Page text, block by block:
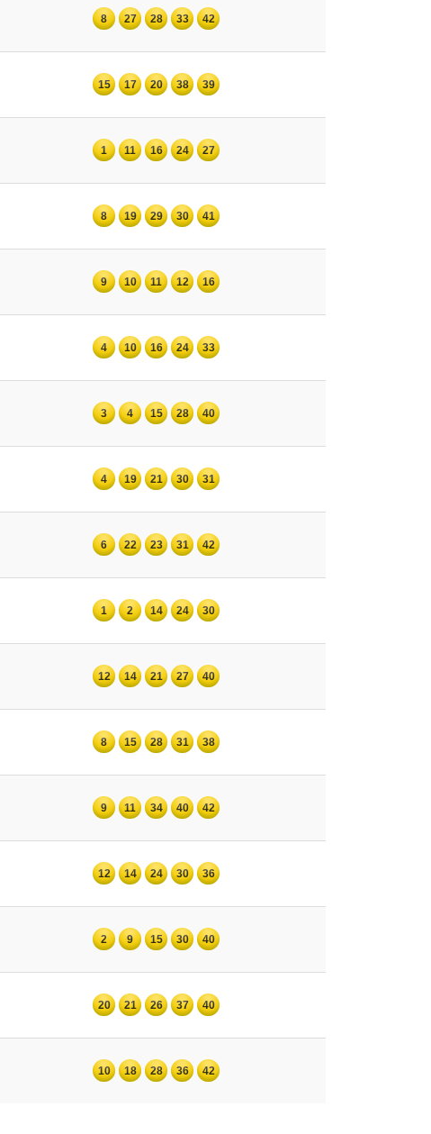
8 27 28 33 42
15 17 20 38 39
1 11 16 24 27
8 19 29 30 41
9 10 11 12 16
4 10 16 24 33
3 4 15 28 40
4 19 21 30 31
6 22 23 31 42
1 2 14 24 30
12 14 21 27 40
8 15 28 31 38
9 11 34 40 42
12 14 24 30 36
2 9 15 30 40
20 21 26 37 40
10 18 28 36 42